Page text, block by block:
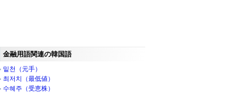
金融用語関連の韓国語
밑천（元手）
최저치（最低値）
수혜주（受恵株）